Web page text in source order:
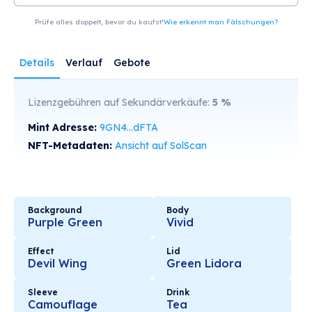
Prüfe alles doppelt, bevor du kaufst!Wie erkennt man Fälschungen?
Details Verlauf Gebote
Lizenzgebühren auf Sekundärverkäufe: 5 %
Mint Adresse: 9GN4...dFTA
NFT-Metadaten: Ansicht auf SolScan
Background
Purple Green
Body
Vivid
Effect
Devil Wing
Lid
Green Lidora
Sleeve
Camouflage
Drink
Tea